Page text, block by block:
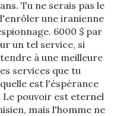
Tu ne serais pas le
une iranienne
6000 $ par
un tel service, si
à une meilleure
services que tu
est l'éspérance
Le pouvoir est eternel
mais l'homme ne